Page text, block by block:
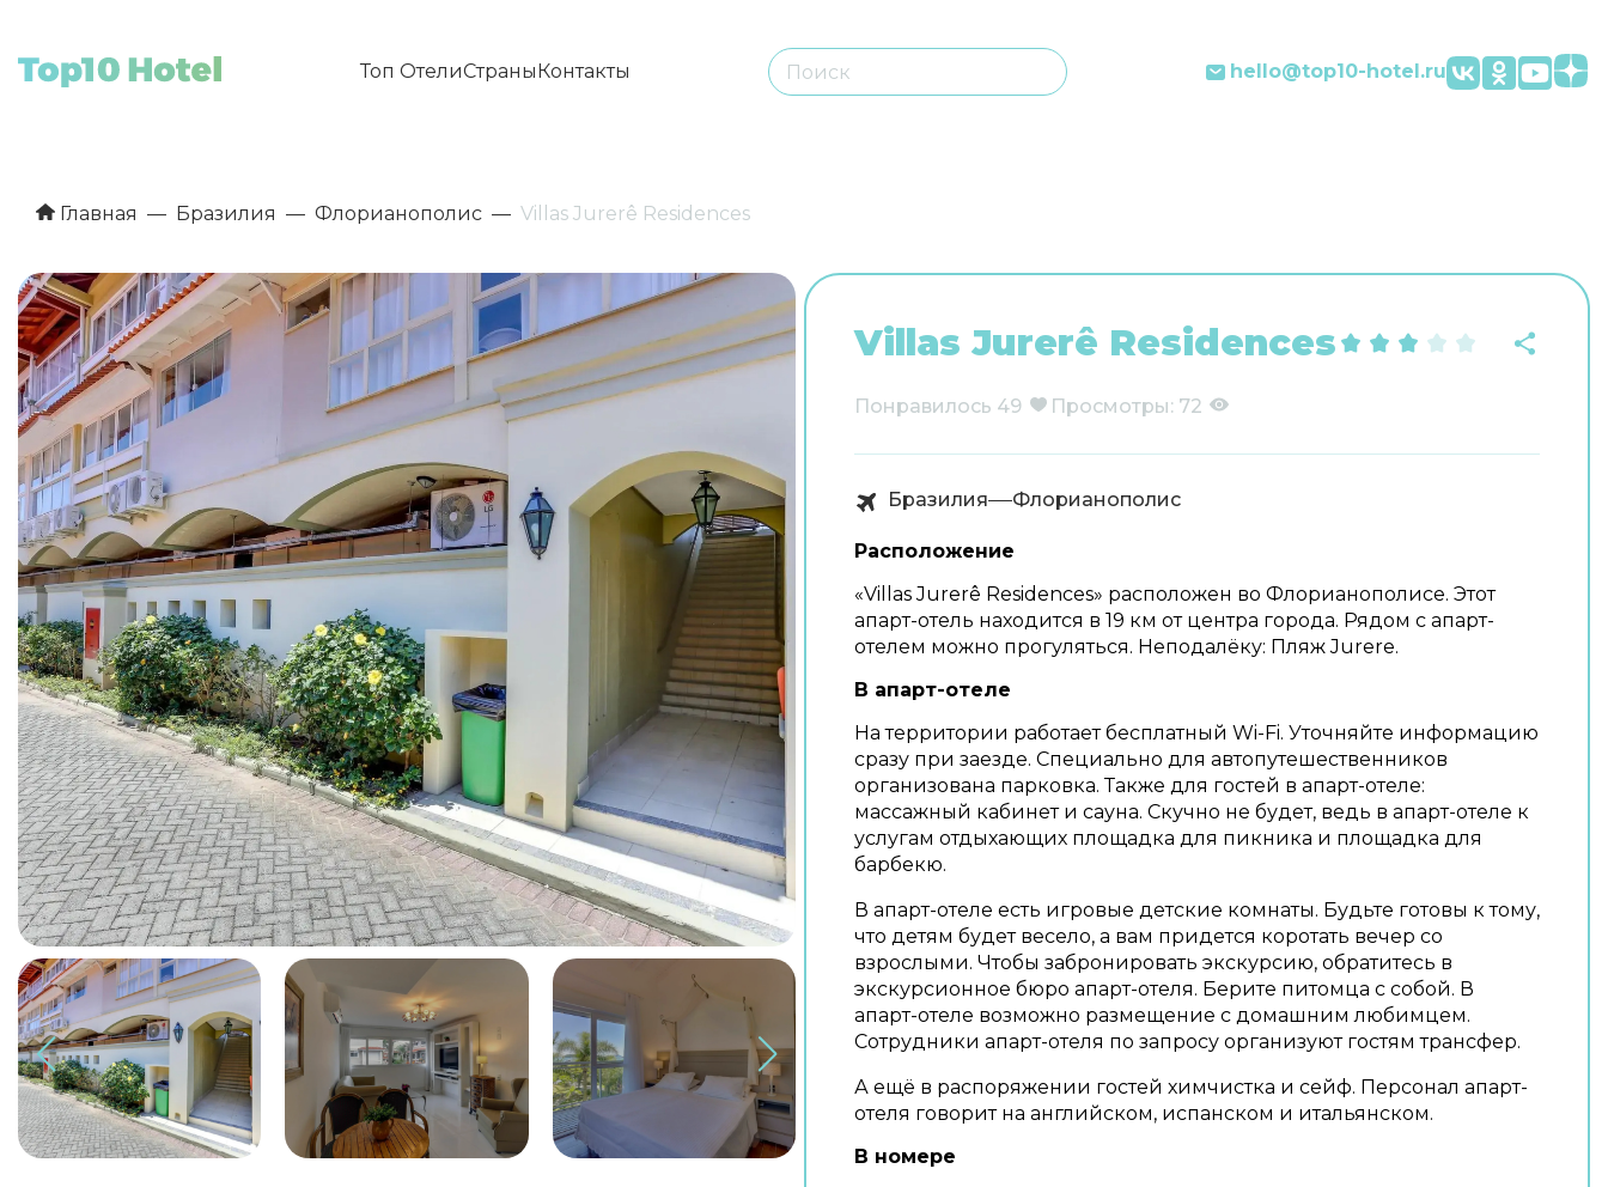
Топ ОтелиСтраныКонтакты hello@top10-hotel.ru
Главная Бразилия Флорианополис Villas Jurerê Residences
Villas Jurerê Residences
Понравилось 49 Просмотры: 72
Бразилия Флорианополис
Расположение
«Villas Jurerê Residences» расположен во Флорианополисе. Этот
апарт-отель находится в 19 км от центра города. Рядом с апарт-
отелем можно прогуляться. Неподалёку: Пляж Jurere.
В апарт-отеле
На территории работает бесплатный Wi-Fi. Уточняйте информацию
сразу при заезде. Специально для автопутешественников
организована парковка. Также для гостей в апарт-отеле:
массажный кабинет и сауна. Скучно не будет, ведь в апарт-отеле к
услугам отдыхающих площадка для пикника и площадка для
барбекю.
В апарт-отеле есть игровые детские комнаты. Будьте готовы к тому,
что детям будет весело, а вам придется коротать вечер со
взрослыми. Чтобы забронировать экскурсию, обратитесь в
экскурсионное бюро апарт-отеля. Берите питомца с собой. В
апарт-отеле возможно размещение с домашним любимцем.
Сотрудники апарт-отеля по запросу организуют гостям трансфер.
А ещё в распоряжении гостей химчистка и сейф. Персонал апарт-
отеля говорит на английском, испанском и итальянском.
В номере